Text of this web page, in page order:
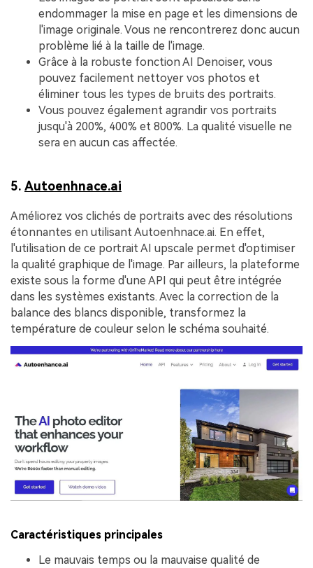
endommager la mise en page et les dimensions de
l'image originale. Vous ne rencontrerez donc aucun
problème lié à la taille de l'image.
Grâce à la robuste fonction AI Denoiser, vous
pouvez facilement nettoyer vos photos et
éliminer tous les types de bruits des portraits.
Vous pouvez également agrandir vos portraits
jusqu'à 200%, 400% et 800%. La qualité visuelle ne
sera en aucun cas affectée.
5. Autoenhnace.ai
Améliorez vos clichés de portraits avec des résolutions
étonnantes en utilisant Autoenhnace.ai. En effet,
l'utilisation de ce portrait AI upscale permet d'optimiser
la qualité graphique de l'image. Par ailleurs, la plateforme
existe sous la forme d'une API qui peut être intégrée
dans les systèmes existants. Avec la correction de la
balance des blancs disponible, transformez la
température de couleur selon le schéma souhaité.
Caractéristiques principales
Le mauvais temps ou la mauvaise qualité de